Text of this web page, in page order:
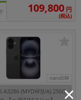
109,800 円
(税込)
nanoSIM
A3286 (MYDW3J/A) 256G